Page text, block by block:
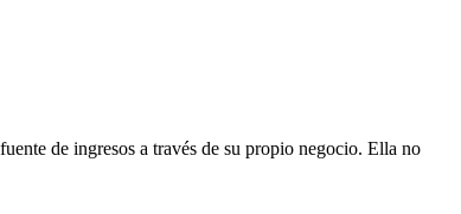
de ingresos a través de su propio negocio. Ella no